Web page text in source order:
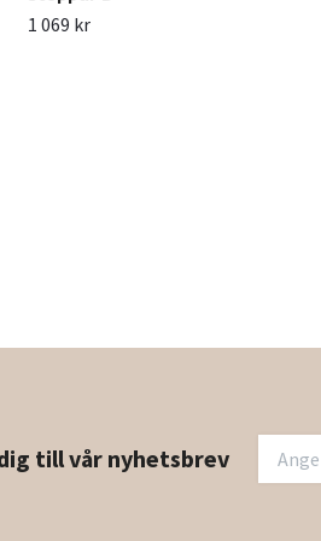
1 069 kr
till vår nyhetsbrev